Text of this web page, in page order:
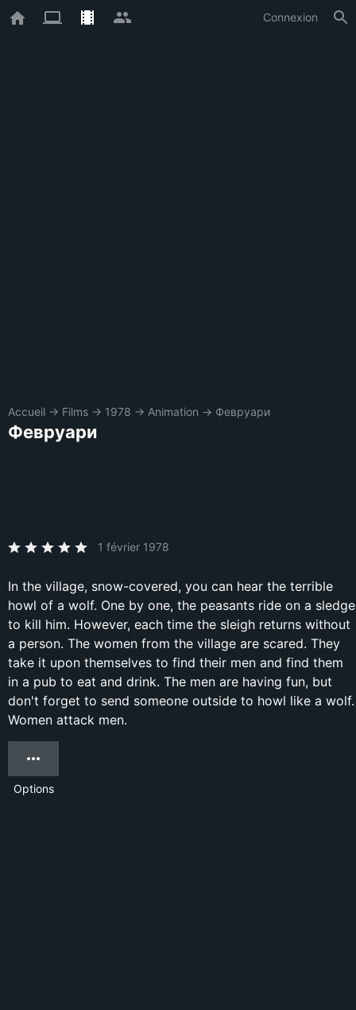
Connexion
Accueil → Films → 1978 → Animation → Февруари
Февруари
1 février 1978
In the village, snow-covered, you can hear the terrible
howl of a wolf. One by one, the peasants ride on a sledge
to kill him. However, each time the sleigh returns without
a person. The women from the village are scared. They
take it upon themselves to find their men and find them
in a pub to eat and drink. The men are having fun, but
don't forget to send someone outside to howl like a wolf.
Women attack men.
Options